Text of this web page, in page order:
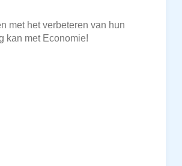
met het verbeteren van hun
kan met Economie!